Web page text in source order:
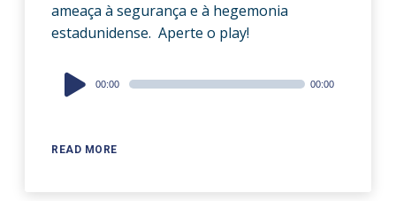
ameaça à segurança e à hegemonia
estadunidense. Aperte o play!
READ MORE
Audio
Player
00:00 00:00